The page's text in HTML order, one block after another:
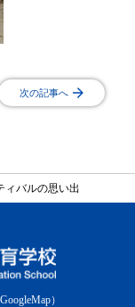
次の記事へ
バルの思い出
GoogleMap）